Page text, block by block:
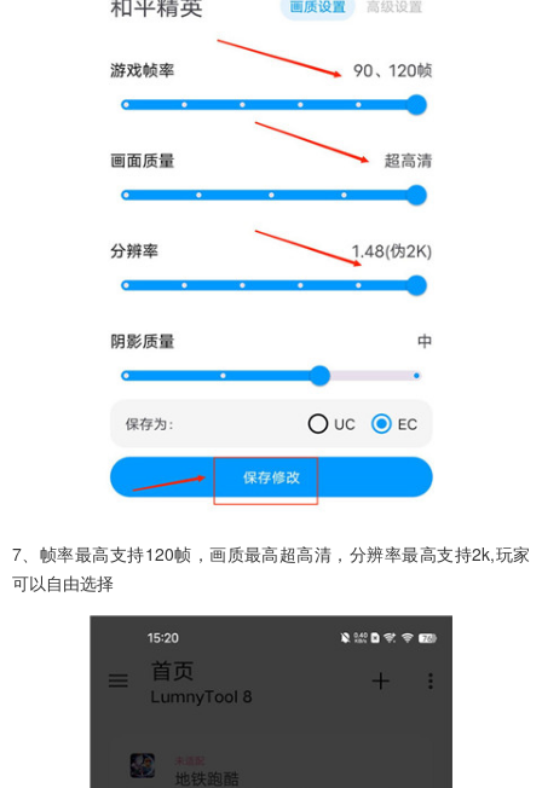
7、帧率最高支持120帧，画质最高超高清，分辨率最高支持2k,玩家
可以自由选择